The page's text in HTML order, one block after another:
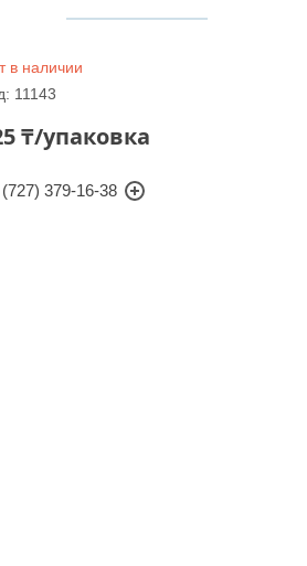
в наличии
11143
₸/упаковка
379-16-38